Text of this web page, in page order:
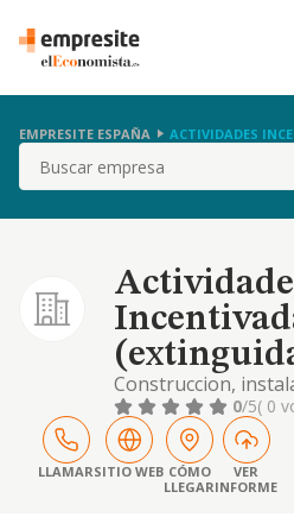
EMPRESITE ESPAÑA ACTIVIDADES
Buscar
Construccion,
mantenimiento.
por menor..
0/5( 0
LLAMARSITIO WEB CÓMO
LLEGAR
VER
INFORME